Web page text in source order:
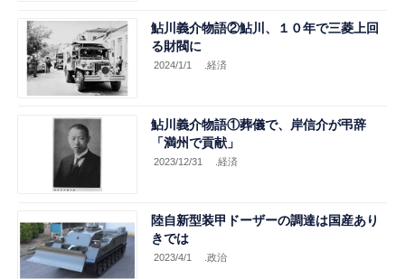
鮎川義介物語②鮎川、１０年で三菱上回
る財閥に
2024/1/1 .経済
鮎川義介物語①葬儀で、岸信介が弔辞
「満州で貢献」
2023/12/31 .経済
陸自新型装甲ドーザーの調達は国産あり
きでは
2023/4/1 .政治